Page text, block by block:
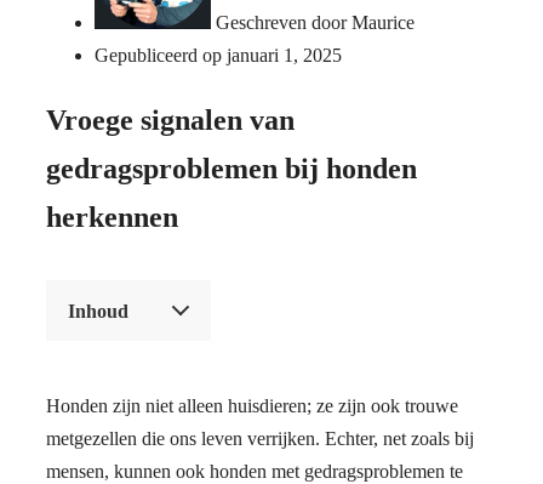
Geschreven doorMaurice
Gepubliceerd op januari 1, 2025
Vroege signalen van
gedragsproblemen bij honden
herkennen
Inhoud
Honden zijn niet alleen huisdieren; ze zijn ook trouwe
metgezellen die ons leven verrijken. Echter, net zoals bij
mensen, kunnen ook honden met gedragsproblemen te